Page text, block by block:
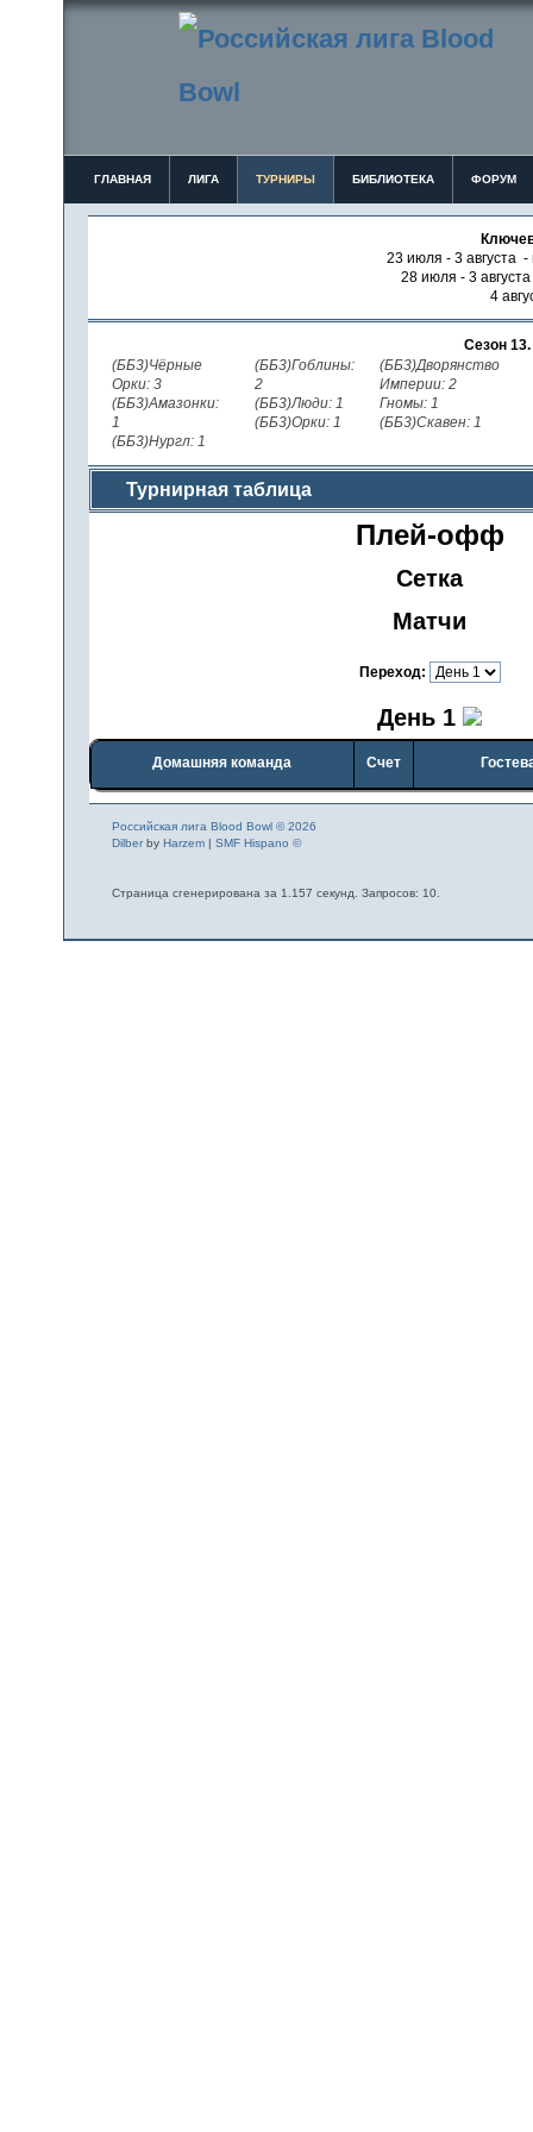
ГЛАВНАЯ ЛИГА ТУРНИРЫ БИБЛИОТЕКА ФОРУМ
23 июля - 3 августа -
28 июля - 3
4
Сезон 13.
(ББ3)Чёрные
Орки: 3
(ББ3)Амазонки:
1
(ББ3)Нургл: 1
(ББ3)Гоблины:
2
(ББ3)Люди: 1
(ББ3)Орки: 1
(ББ3)Дворянство
Империи: 2
Гномы: 1
(ББ3)Скавен: 1
Турнирная таблица
Плей-офф
Сетка
Матчи
Переход:
День 1
Домашняя команда Счет
Российская лига Blood Bowl © 2026
Dilberby Harzem| SMF Hispano ©
Страница сгенерирована за 1.157 секунд. Запросов: 10.